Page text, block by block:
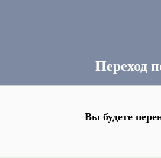
Переход
Вы будете